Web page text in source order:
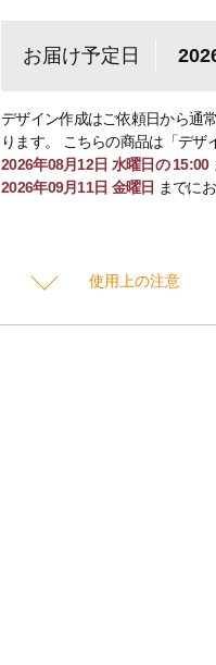
お届け予定日
デザイン作成はご依頼日から通
ります。 こちらの商品は「デザ
2026年08月12日 水曜日の 15:00
2026年09月11日 金曜日 までに
使用上の注意